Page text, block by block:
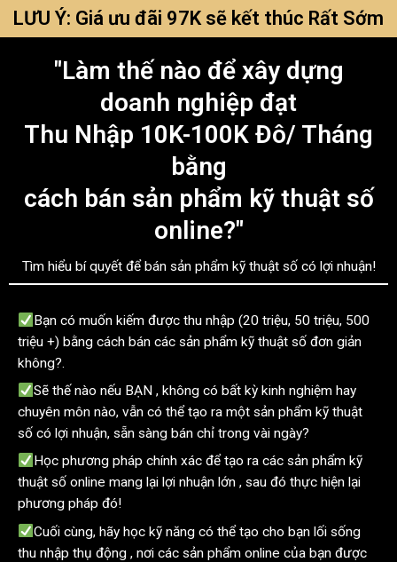
LƯU Ý: Giá ưu đãi 97K sẽ kết thúc Rất Sớm
"Làm thế nào để xây dựng
doanh nghiệp đạt
Thu Nhập 10K-100K Đô/ Tháng
bằng
cách bán sản phẩm kỹ thuật số
online?"
Tìm hiểu bí quyết để bán sản phẩm kỹ thuật số có lợi nhuận!
Bạn có muốn kiếm được thu nhập (20 triệu, 50 triệu, 500
triệu +) bằng cách bán các sản phẩm kỹ thuật số đơn giản
không?.
Sẽ thế nào nếu BẠN , không có bất kỳ kinh nghiệm hay
chuyên môn nào, vẫn có thể tạo ra một sản phẩm kỹ thuật
số có lợi nhuận, sẵn sàng bán chỉ trong vài ngày?
Học phương pháp chính xác để tạo ra các sản phẩm kỹ
thuật số online mang lại lợi nhuận lớn , sau đó thực hiện lại
phương pháp đó!
Cuối cùng, hãy học kỹ năng có thể tạo cho bạn lối sống
thu nhập thụ động , nơi các sản phẩm online của bạn được